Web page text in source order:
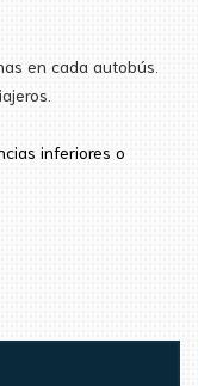
en cada autobús.
inferiores o